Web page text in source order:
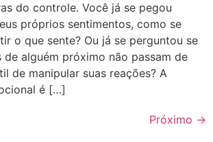
do controle. Você já se pegou
próprios sentimentos, como se
o que sente? Ou já se perguntou se
de alguém próximo não passam de
de manipular suas reações? A
é […]
Próximo →